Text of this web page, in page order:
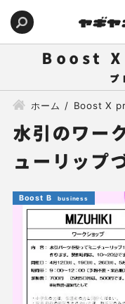
Boost
ホーム Boost X
水引のワー
ューリップ
Boost B